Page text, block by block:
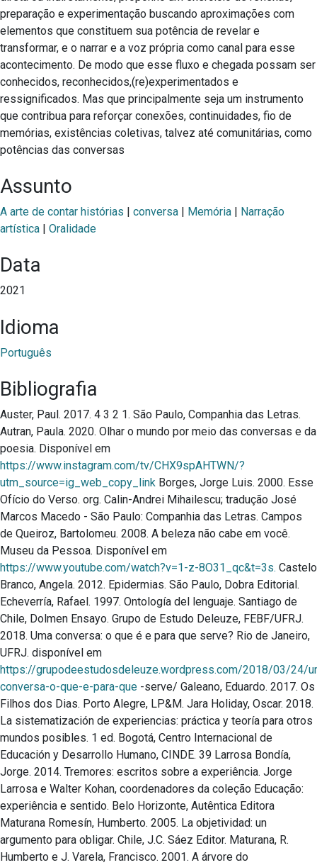
preparação e experimentação buscando aproximações com
elementos que constituem sua potência de revelar e
transformar, e o narrar e a voz própria como canal para esse
acontecimento. De modo que esse fluxo e chegada possam ser
conhecidos, reconhecidos,(re)experimentados e
ressignificados. Mas que principalmente seja um instrumento
que contribua para reforçar conexões, continuidades, fio de
memórias, existências coletivas, talvez até comunitárias, como
potências das conversas
Assunto
A arte de contar histórias | conversa | Memória | Narração
artística | Oralidade
Data
2021
Idioma
Português
Bibliografia
Auster, Paul. 2017. 4 3 2 1. São Paulo, Companhia das Letras.
Autran, Paula. 2020. Olhar o mundo por meio das conversas e da
poesia. Disponível em
https://www.instagram.com/tv/CHX9spAHTWN/?
utm_source=ig_web_copy_link Borges, Jorge Luis. 2000. Esse
Ofício do Verso. org. Calin-Andrei Mihailescu; tradução José
Marcos Macedo - São Paulo: Companhia das Letras. Campos
de Queiroz, Bartolomeu. 2008. A beleza não cabe em você.
Museu da Pessoa. Disponível em
https://www.youtube.com/watch?v=1-z-8O31_qc&t=3s. Castelo
Branco, Angela. 2012. Epidermias. São Paulo, Dobra Editorial.
Echeverría, Rafael. 1997. Ontología del lenguaje. Santiago de
Chile, Dolmen Ensayo. Grupo de Estudo Deleuze, FEBF/UFRJ.
2018. Uma conversa: o que é e para que serve? Rio de Janeiro,
UFRJ. disponível em
https://grupodeestudosdeleuze.wordpress.com/2018/03/24/
conversa-o-que-e-para-que -serve/ Galeano, Eduardo. 2017. Os
Filhos dos Dias. Porto Alegre, LP&M. Jara Holiday, Oscar. 2018.
La sistematización de experiencias: práctica y teoría para otros
mundos posibles. 1 ed. Bogotá, Centro Internacional de
Educación y Desarrollo Humano, CINDE. 39 Larrosa Bondía,
Jorge. 2014. Tremores: escritos sobre a experiência. Jorge
Larrosa e Walter Kohan, coordenadores da coleção Educação:
experiência e sentido. Belo Horizonte, Autêntica Editora
Maturana Romesín, Humberto. 2005. La objetividad: un
argumento para obligar. Chile, J.C. Sáez Editor. Maturana, R.
Humberto e J. Varela, Francisco. 2001. A árvore do